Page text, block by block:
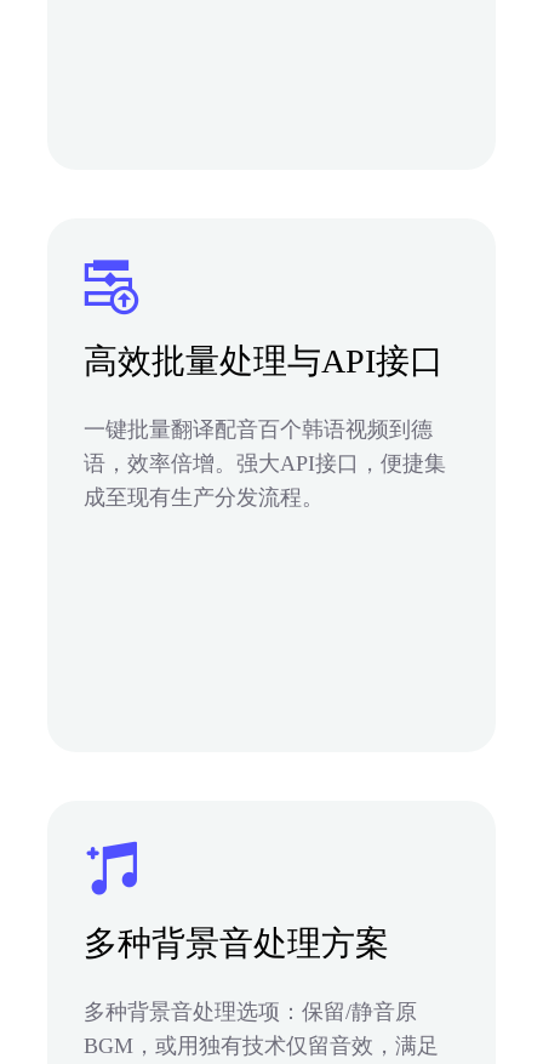
高效批量处理与API接口
一键批量翻译配音百个韩语视频到德
语，效率倍增。强大API接口，便捷集
成至现有生产分发流程。
多种背景音处理方案
多种背景音处理选项：保留/静音原
BGM，或用独有技术仅留音效，满足